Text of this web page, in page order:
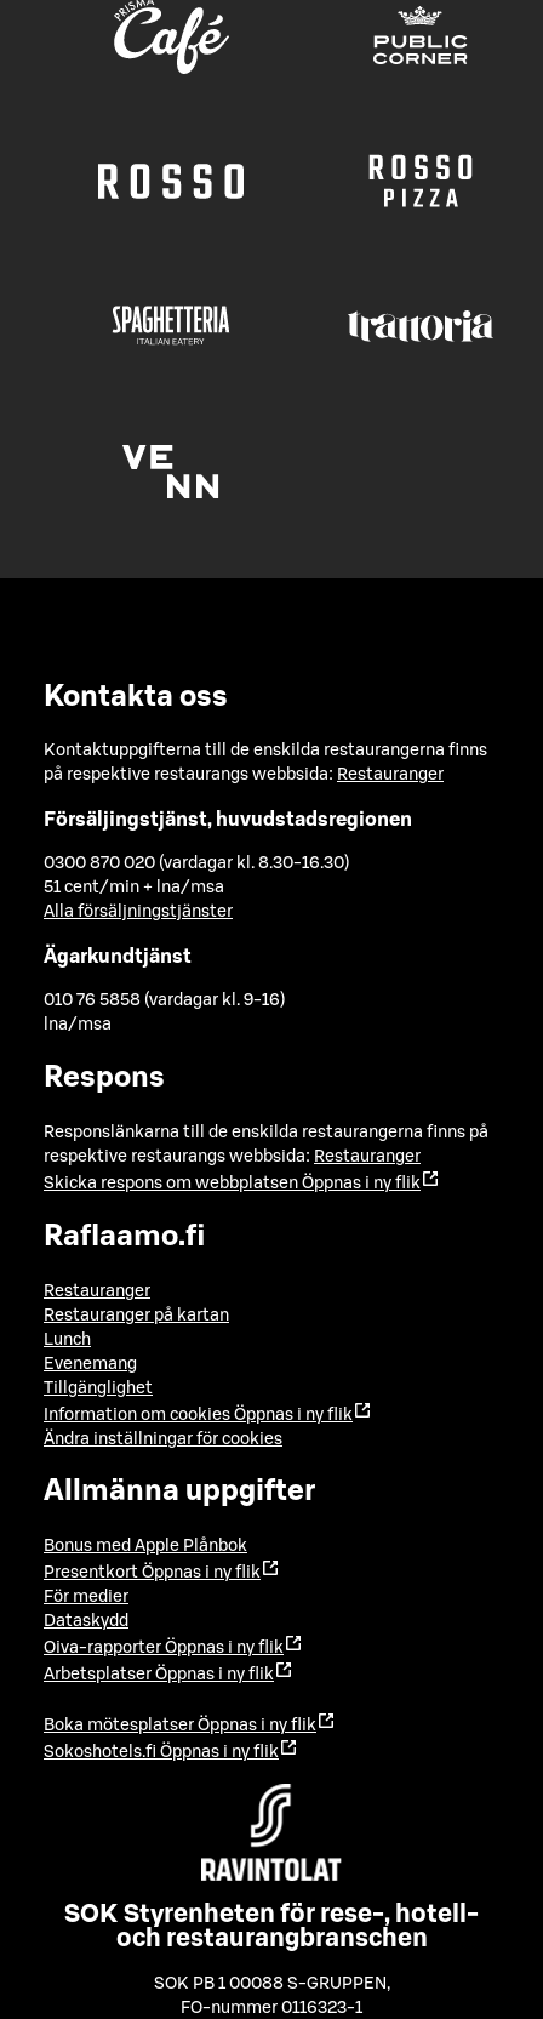
Kontakta oss
Kontaktuppgifterna till de enskilda restaurangerna finns
på respektive restaurangs webbsida: Restauranger
Försäljingstjänst, huvudstadsregionen
0300 870 020 (vardagar kl. 8.30-16.30)
51 cent/min + lna/msa
Alla försäljningstjänster
Ägarkundtjänst
010 76 5858 (vardagar kl. 9-16)
lna/msa
Respons
Responslänkarna till de enskilda restaurangerna finns på
respektive restaurangs webbsida: Restauranger
Skicka respons om webbplatsen Öppnas i ny flik
Raflaamo.fi
Restauranger
Restauranger på kartan
Lunch
Evenemang
Tillgänglighet
Information om cookies Öppnas i ny flik
Ändra inställningar för cookies
Allmänna uppgifter
Bonus med Apple Plånbok
Presentkort Öppnas i ny flik
För medier
Dataskydd
Oiva-rapporter Öppnas i ny flik
Arbetsplatser Öppnas i ny flik
Boka mötesplatser Öppnas i ny flik
Sokoshotels.fi Öppnas i ny flik
SOK Styrenheten för rese-, hotell-
och restaurangbranschen
SOK PB 1 00088 S-GRUPPEN ,
FO-nummer 0116323-1